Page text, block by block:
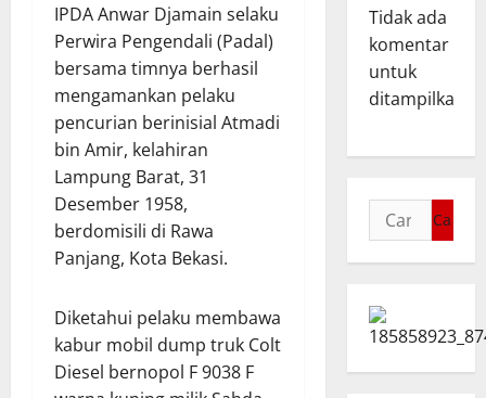
IPDA Anwar Djamain selaku
Perwira Pengendali (Padal)
bersama timnya berhasil
mengamankan pelaku
pencurian berinisial Atmadi
bin Amir, kelahiran
Lampung Barat, 31
Desember 1958,
berdomisili di Rawa
Panjang, Kota Bekasi.
Diketahui pelaku membawa
kabur mobil dump truk Colt
Diesel bernopol F 9038 F
Tidak ada
komentar
untuk
ditampilkan.